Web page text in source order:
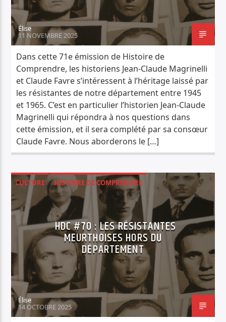
Élise
11 NOVEMBRE 2025
Dans cette 71e émission de Histoire de
Comprendre, les historiens Jean-Claude Magrinelli
et Claude Favre s’intéressent à l’héritage laissé par
les résistantes de notre département entre 1945
et 1965. C’est en particulier l’historien Jean-Claude
Magrinelli qui répondra à nos questions dans
cette émission, et il sera complété par sa consœur
Claude Favre. Nous aborderons le […]
CULTURE HISTOIRE DE COMPRENDRE
HDC #70 : LES RÉSISTANTES
MEURTHOISES HORS DU
DÉPARTEMENT
Élise
14 OCTOBRE 2025